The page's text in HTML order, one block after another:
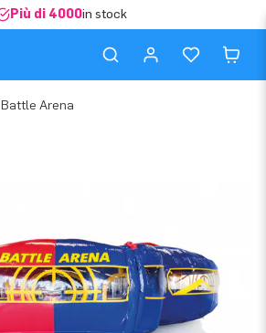
Più di 4000in stock
Battle Arena